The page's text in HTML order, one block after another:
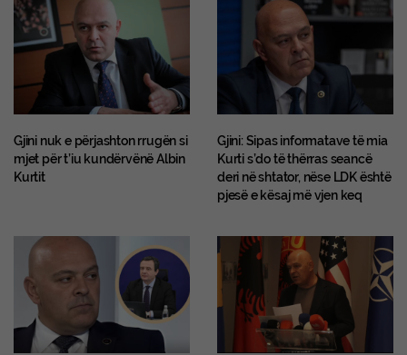
Gjini nuk e përjashton rrugën si
mjet për t’iu kundërvënë Albin
Kurtit
Gjini: Sipas informatave të mia
Kurti s’do të thërras seancë
deri në shtator, nëse LDK është
pjesë e kësaj më vjen keq